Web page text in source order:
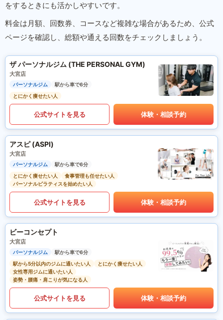
をするときにも活かしやすいです。
料金は月額、回数券、コースなど複雑な場合があるため、公式
ページを確認し、総額や通える回数をチェックしましょう。
ザ パーソナルジム (THE PERSONAL GYM)
大宮店
パーソナルジム
駅から車で6分
とにかく痩せたい人
公式サイトを見る 体験・相談予約
アスピ (ASPI)
大宮店
パーソナルジム
駅から車で6分
とにかく痩せたい人
食事管理も任せたい人
パーソナルピラティスを始めたい人
公式サイトを見る 体験・相談予約
ビーコンセプト
大宮店
パーソナルジム
駅から車で6分
駅から5分以内のジムに通いたい人
とにかく痩せたい人
女性専用ジムに通いたい人
姿勢・腰痛・肩こりが気になる人
公式サイトを見る 体験・相談予約